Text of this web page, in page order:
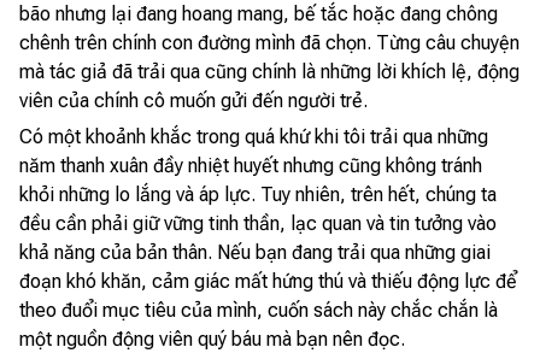
bão nhưng lại đang hoang mang, bế tắc hoặc đang chông
chênh trên chính con đường mình đã chọn. Từng câu chuyện
mà tác giả đã trải qua cũng chính là những lời khích lệ, động
viên của chính cô muốn gửi đến người trẻ.
Có một khoảnh khắc trong quá khứ khi tôi trải qua những
năm thanh xuân đầy nhiệt huyết nhưng cũng không tránh
khỏi những lo lắng và áp lực. Tuy nhiên, trên hết, chúng ta
đều cần phải giữ vững tinh thần, lạc quan và tin tưởng vào
khả năng của bản thân. Nếu bạn đang trải qua những giai
đoạn khó khăn, cảm giác mất hứng thú và thiếu động lực để
theo đuổi mục tiêu của mình, cuốn sách này chắc chắn là
một nguồn động viên quý báu mà bạn nên đọc.